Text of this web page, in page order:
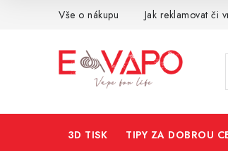
Vše o nákupu Jak reklamovat či
3D TISK TIPY ZA DOBROU